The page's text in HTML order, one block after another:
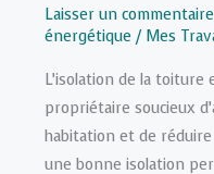
Laisser un commentaire
énergétique / Mes
L’isolation de la
propriétaire soucieux
habitation et de
une bonne isolation